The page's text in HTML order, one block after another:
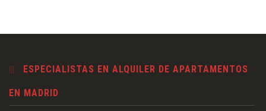
ESPECIALISTAS EN ALQUILER DE APARTAMENTOS
EN MADRID